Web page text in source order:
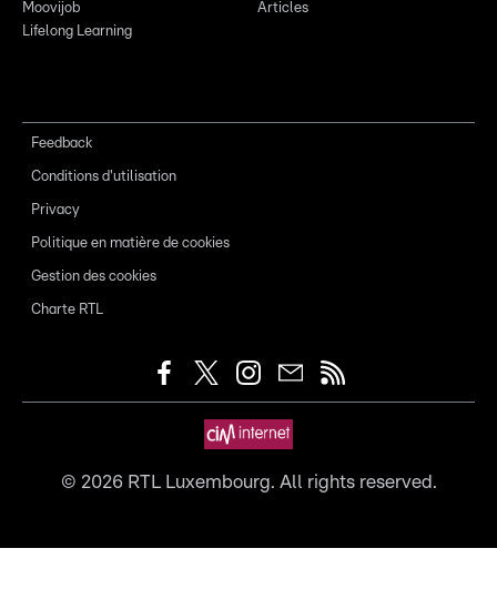
Moovijob
Lifelong Learning
Articles
Feedback
Conditions d'utilisation
Privacy
Politique en matière de cookies
Gestion des cookies
Charte RTL
© 2026RTL Luxembourg. All rights reserved.